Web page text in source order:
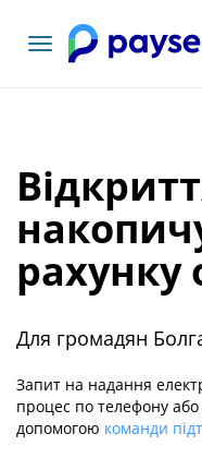
Переключити
навігацію
рахунку
Для громадян
Запит на надання
процес по телефону
допомогою команди